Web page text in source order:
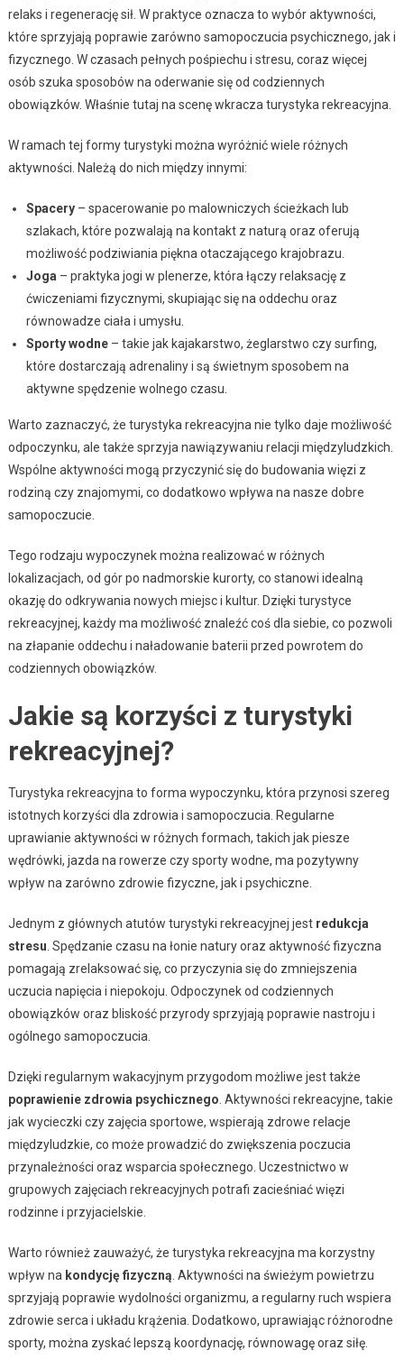
relaks i regenerację sił. W praktyce oznacza to wybór aktywności,
które sprzyjają poprawie zarówno samopoczucia psychicznego, jak i
fizycznego. W czasach pełnych pośpiechu i stresu, coraz więcej
osób szuka sposobów na oderwanie się od codziennych
obowiązków. Właśnie tutaj na scenę wkracza turystyka rekreacyjna.
W ramach tej formy turystyki można wyróżnić wiele różnych
aktywności. Należą do nich między innymi:
Spacery– spacerowanie po malowniczych ścieżkach lub
szlakach, które pozwalają na kontakt z naturą oraz oferują
możliwość podziwiania piękna otaczającego krajobrazu.
Joga – praktyka jogi w plenerze, która łączy relaksację z
ćwiczeniami fizycznymi, skupiając się na oddechu oraz
równowadze ciała i umysłu.
Sporty wodne– takie jak kajakarstwo, żeglarstwo czy surfing,
które dostarczają adrenaliny i są świetnym sposobem na
aktywne spędzenie wolnego czasu.
Warto zaznaczyć, że turystyka rekreacyjna nie tylko daje możliwość
odpoczynku, ale także sprzyja nawiązywaniu relacji międzyludzkich.
Wspólne aktywności mogą przyczynić się do budowania więzi z
rodziną czy znajomymi, co dodatkowo wpływa na nasze dobre
samopoczucie.
Tego rodzaju wypoczynek można realizować w różnych
lokalizacjach, od gór po nadmorskie kurorty, co stanowi idealną
okazję do odkrywania nowych miejsc i kultur. Dzięki turystyce
rekreacyjnej, każdy ma możliwość znaleźć coś dla siebie, co pozwoli
na złapanie oddechu i naładowanie baterii przed powrotem do
codziennych obowiązków.
Jakie są korzyści z turystyki
rekreacyjnej?
Turystyka rekreacyjna to forma wypoczynku, która przynosi szereg
istotnych korzyści dla zdrowia i samopoczucia. Regularne
uprawianie aktywności w różnych formach, takich jak piesze
wędrówki, jazda na rowerze czy sporty wodne, ma pozytywny
wpływ na zarówno zdrowie fizyczne, jak i psychiczne.
Jednym z głównych atutów turystyki rekreacyjnej jest redukcja
stresu . Spędzanie czasu na łonie natury oraz aktywność fizyczna
pomagają zrelaksować się, co przyczynia się do zmniejszenia
uczucia napięcia i niepokoju. Odpoczynek od codziennych
obowiązków oraz bliskość przyrody sprzyjają poprawie nastroju i
ogólnego samopoczucia.
Dzięki regularnym wakacyjnym przygodom możliwe jest także
poprawienie zdrowia psychicznego . Aktywności rekreacyjne, takie
jak wycieczki czy zajęcia sportowe, wspierają zdrowe relacje
międzyludzkie, co może prowadzić do zwiększenia poczucia
przynależności oraz wsparcia społecznego. Uczestnictwo w
grupowych zajęciach rekreacyjnych potrafi zacieśniać więzi
rodzinne i przyjacielskie.
Warto również zauważyć, że turystyka rekreacyjna ma korzystny
wpływ na kondycję fizyczną . Aktywności na świeżym powietrzu
sprzyjają poprawie wydolności organizmu, a regularny ruch wspiera
zdrowie serca i układu krążenia. Dodatkowo, uprawiając różnorodne
sporty, można zyskać lepszą koordynację, równowagę oraz siłę.